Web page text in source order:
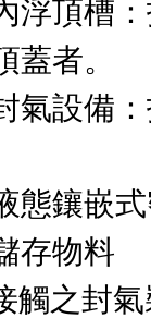
浮頂槽
蓋者。
氣設備
態鑲嵌
存物料
之封氣